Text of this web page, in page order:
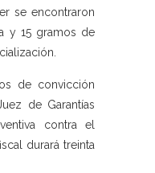
se encontraron
y 15 gramos de
de convicción
de Garantías
contra el
durará treinta